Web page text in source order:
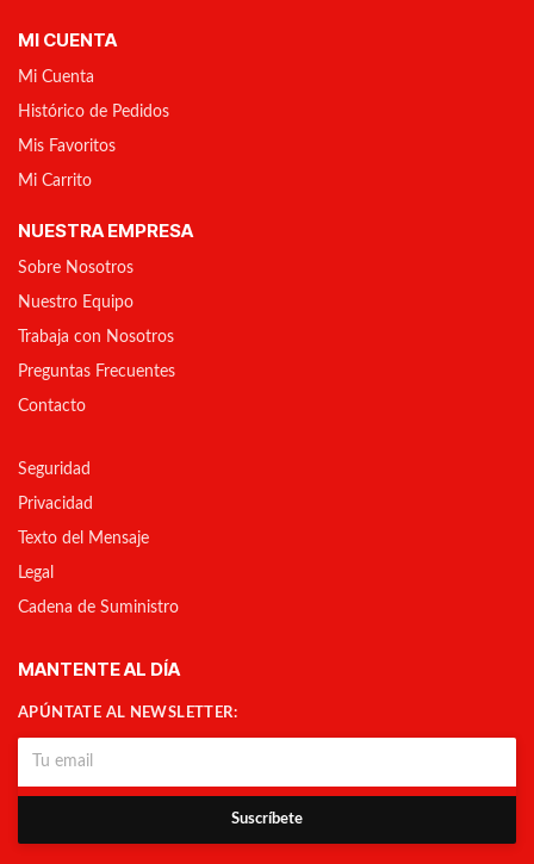
MI CUENTA
Mi Cuenta
Histórico de Pedidos
Mis Favoritos
Mi Carrito
NUESTRA EMPRESA
Sobre Nosotros
Nuestro Equipo
Trabaja con Nosotros
Preguntas Frecuentes
Contacto
Seguridad
Privacidad
Texto del Mensaje
Legal
Cadena de Suministro
MANTENTE AL DÍA
APÚNTATE AL NEWSLETTER:
Suscríbete